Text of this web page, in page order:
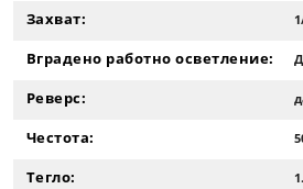
Захват:
Вградено работно осветление:
Реверс:
Честота:
Тегло: